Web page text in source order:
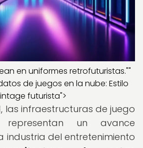
en uniformes retrofuturistas.""
de juegos en la nube: Estilo
futurista">
las infraestructuras de juego
un avance
industria del entretenimiento